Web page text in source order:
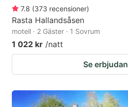
7.8 (373 recensioner)
Rasta Hallandsåsen
motell · 2 Gäster · 1 Sovrum
1 022 kr /natt
Se